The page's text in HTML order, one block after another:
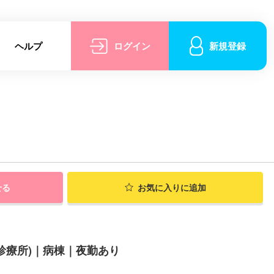
ヘルプ ログイン 新規登録
お気に入りに追加
所)｜病棟｜夜勤あり